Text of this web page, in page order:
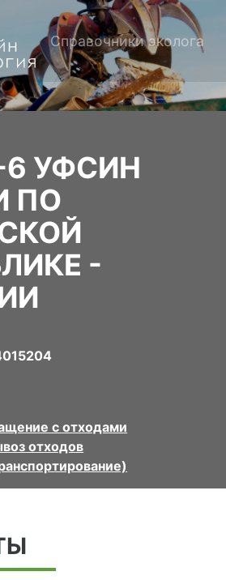
Справочники эколога
УФСИН
ПО
-
с отходами
отходов